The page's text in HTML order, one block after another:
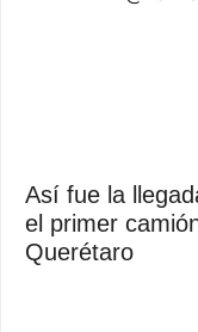
Así fue la
el primer
Querétaro